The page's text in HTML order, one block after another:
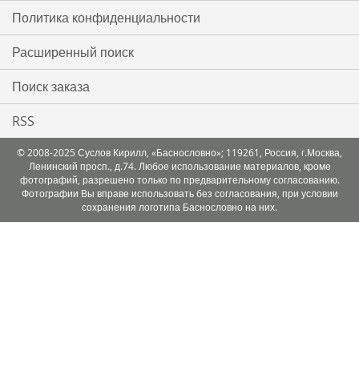
Политика конфиденциальности
Расширенный поиск
Поиск заказа
RSS
© 2008-2025 Суслов Кирилл, «Баснословно»; 119261, Россия, г.Москва,
Ленинский просп., д.74. Любое использование материалов, кроме
фотографий, разрешено только по предварительному согласованию.
Фотографии Вы вправе использовать без согласования, при условии
сохранения логотипа Баснословно на них.